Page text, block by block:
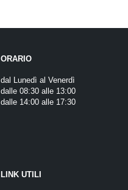
ORARIO
dal Lunedì al Venerdì
dalle 08:30 alle 13:00
dalle 14:00 alle 17:30
LINK UTILI